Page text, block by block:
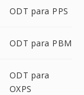
ODT para PPS
ODT para PBM
ODT para
OXPS